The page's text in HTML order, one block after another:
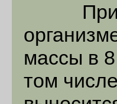
При
массы в
том